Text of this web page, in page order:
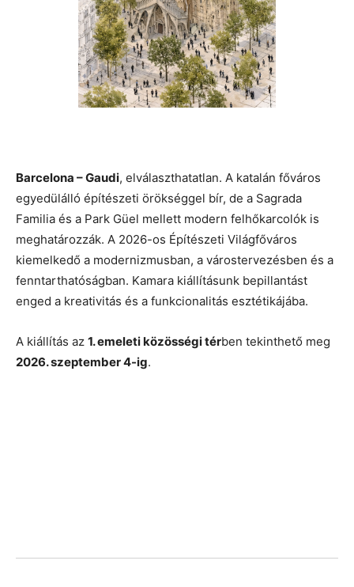
Barcelona – Gaudi, elválaszthatatlan. A katalán főváros
egyedülálló építészeti örökséggel bír, de a Sagrada
Familia és a Park Güel mellett modern felhőkarcolók is
meghatározzák. A 2026-os Építészeti Világfőváros
kiemelkedő a modernizmusban, a várostervezésben és a
fenntarthatóságban. Kamara kiállításunk bepillantást
enged a kreativitás és a funkcionalitás esztétikájába.
A kiállítás az 1. emeleti közösségi térben tekinthető meg
2026. szeptember 4-ig.